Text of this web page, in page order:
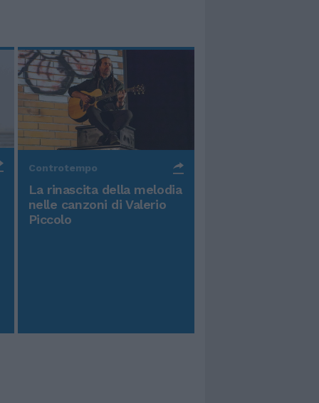
Controtempo
La rinascita della melodia
nelle canzoni di Valerio
Piccolo